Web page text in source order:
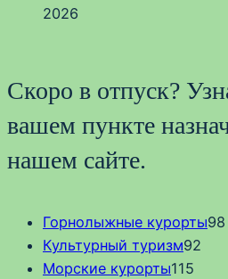
2026
Скоро в отпуск?
вашем пункте
нашем сайте.
Горнолыжные курорты98
Культурный туризм92
Морские курорты115